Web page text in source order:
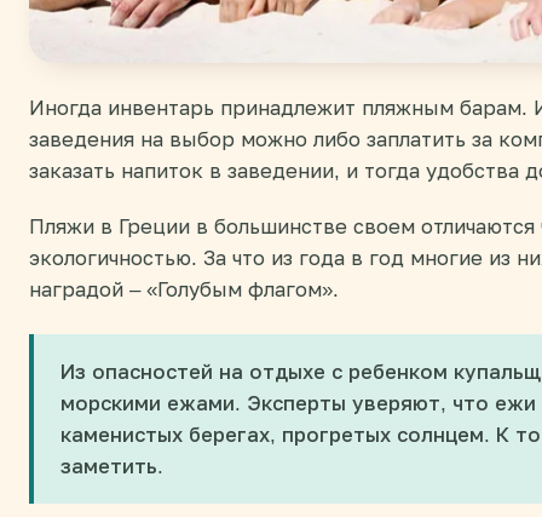
Иногда инвентарь принадлежит пляжным барам.
заведения на выбор можно либо заплатить за
заказать напиток в заведении, и тогда удобства
Пляжи в Греции в большинстве своем
экологичностью. За что из года в год многие из
наградой – «Голубым флагом».
Из опасностей на отдыхе с ребенком
морскими ежами. Эксперты уверяют, что
каменистых берегах, прогретых солнцем. К
заметить.